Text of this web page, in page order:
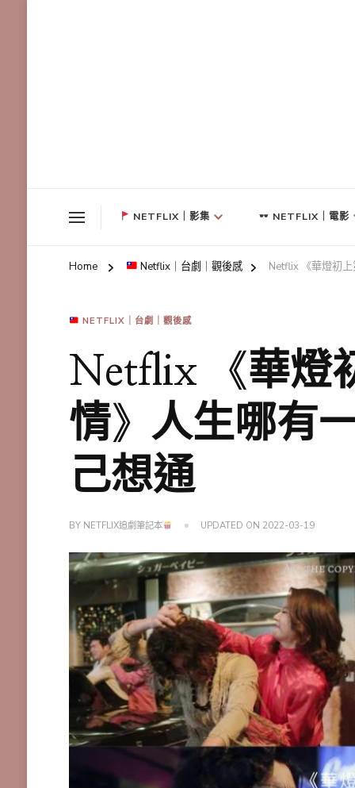
NETFLIX｜影集 NETFLIX｜電影
Home Netflix｜台劇｜觀後感 Netflix 《華燈初
NETFLIX｜台劇｜觀後感
Netflix 《華燈
情》人生哪有
己想通
BY NETFLIX追劇筆記本 UPDATED ON 2022-03-19